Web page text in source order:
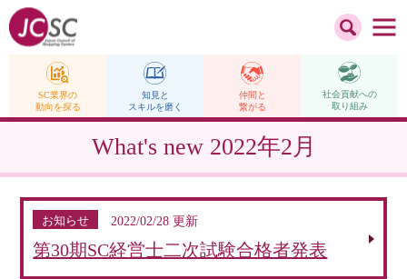
SC業界の
動向を探る
知見と
スキルを磨く
仲間と
繋がる
社会貢献への
取り組み
What's new 2022年2月
お知らせ 2022/02/28 更新
第30期SC経営士二次試験合格者発表